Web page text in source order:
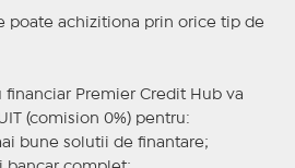
poate achizitiona prin orice tip de
financiar Premier Credit Hub va
(comision 0%) pentru:
bune solutii de finantare;